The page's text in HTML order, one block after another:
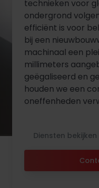
technieken voor
ondergrond
efficiënt is voor
bij een
machinaal een
millimeters
geëgaliseerd en
houden we een
oneffenheden
Diensten bekijken